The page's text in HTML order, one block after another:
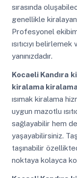
sırasında
genellikle
Profesyonel
ısıtıcıyı
yanınızdadır.
Kocaeli Kandıra
kiralama
ısımak kiralama
uygun mazotlu
sağlayabilir hem
yaşayabilirsiniz.
taşınabilir
noktaya kolayca